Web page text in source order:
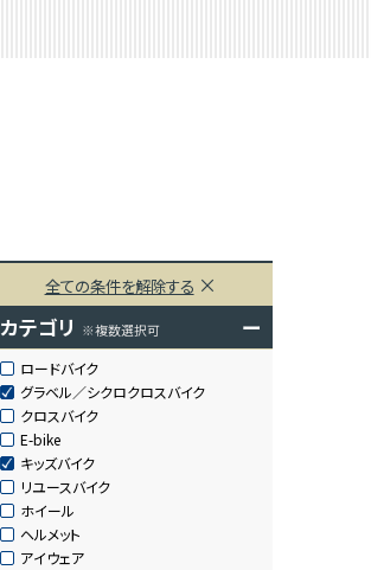
全ての条件を解除する
カテゴリ ※複数選択可 ー
ロードバイク
グラベル／シクロクロスバイク
クロスバイク
E-bike
キッズバイク
リユースバイク
ホイール
ヘルメット
アイウェア